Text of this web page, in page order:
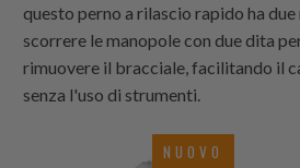
questo perno a rilascio rapido ha
scorrere le manopole con due dita
rimuovere il bracciale, facilitando il
senza l'uso di strumenti.
NUOVO